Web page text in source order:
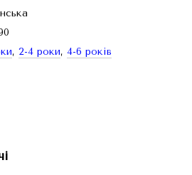
, 2-4 роки, 4-6 років